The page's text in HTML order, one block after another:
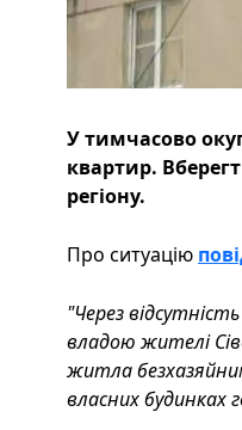
У тимчасово
квартир.
регіону.
Про ситуацію
"Через
владою жителі
житла
власних будинках